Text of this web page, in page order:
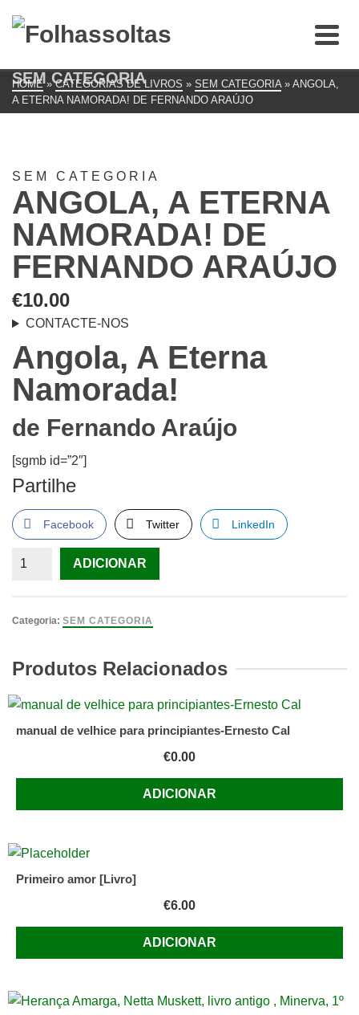
SEM CATEGORIA
HOME » CATEGORIAS DE LIVROS » SEM CATEGORIA » ANGOLA,
A ETERNA NAMORADA! DE FERNANDO ARAÚJO
SEM CATEGORIA
ANGOLA, A ETERNA
NAMORADA! DE
FERNANDO ARAÚJO
€10.00
CONTACTE-NOS
Angola, A Eterna
Namorada!
de Fernando Araújo
[sgmb id=”2″]
Partilhe
Facebook Twitter LinkedIn
Quantidade
A
de
Fernando
ADICIONAR
Categoria: SEM CATEGORIA
Produtos Relacionados
manual de velhice para principiantes-Ernesto Cal
€0.00
ADICIONAR
Primeiro amor [Livro]
€6.00
ADICIONAR